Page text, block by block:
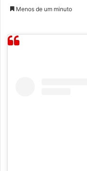
Menos de um minuto